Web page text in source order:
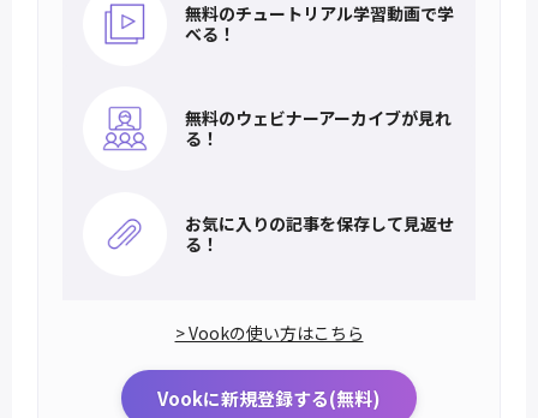
無料のチュートリアル学習動画で学
べる！
無料のウェビナーアーカイブが見れ
る！
お気に入りの記事を保存して見返せ
る！
> Vookの使い方はこちら
Vookに新規登録する(無料)